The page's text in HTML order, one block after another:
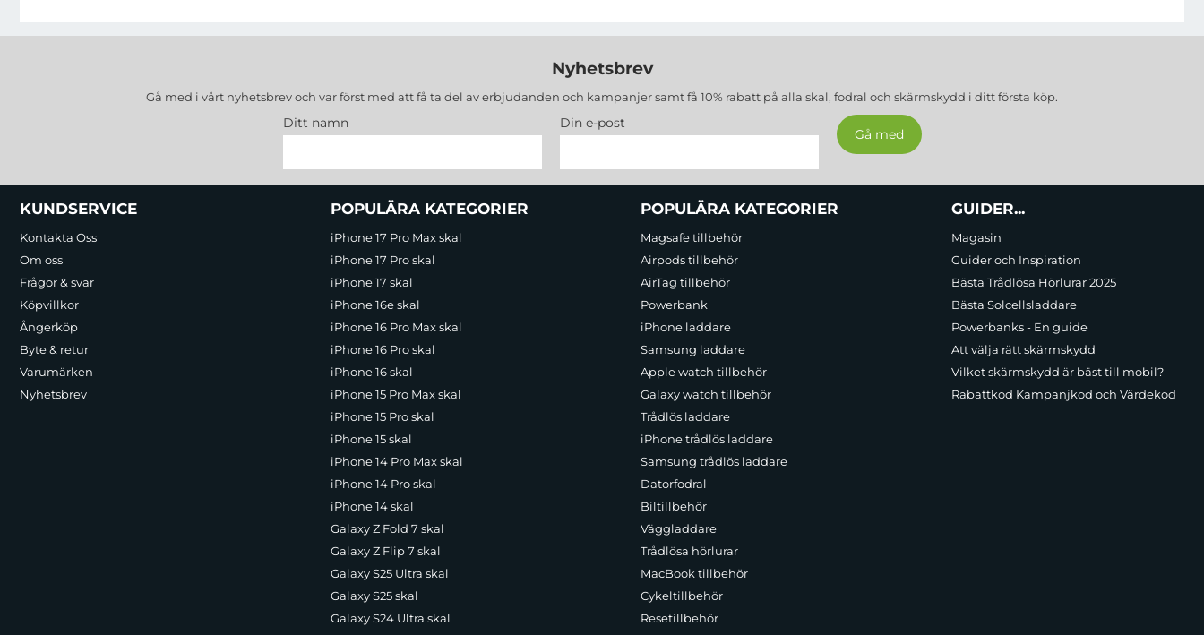
Nyhetsbrev
Gå med i vårt nyhetsbrev och var först med att få ta del av erbjudanden och kampanjer samt få 10% rabatt på alla skal, fodral och skärmskydd i ditt första köp.
Ditt namn Din e-post
Sidfot Blandad info och länkar
KUNDSERVICE
Kontakta Oss
Om oss
Frågor & svar
Köpvillkor
Ångerköp
Byte & retur
Varumärken
Nyhetsbrev
POPULÄRA KATEGORIER
iPhone 17 Pro Max skal
iPhone 17 Pro skal
iPhone 17 skal
iPhone 16e skal
iPhone 16 Pro Max skal
iPhone 16 Pro skal
iPhone 16 skal
iPhone 15 Pro Max skal
iPhone 15 Pro skal
iPhone 15 skal
iPhone 14 Pro Max skal
iPhone 14 Pro skal
iPhone 14 skal
Galaxy Z Fold 7 skal
Galaxy Z Flip 7 skal
Galaxy S25 Ultra skal
Galaxy S25 skal
Galaxy S24 Ultra skal
POPULÄRA KATEGORIER
Magsafe tillbehör
Airpods tillbehör
AirTag tillbehör
Powerbank
iPhone laddare
Samsung laddare
Apple watch tillbehör
Galaxy watch tillbehör
Trådlös laddare
iPhone trådlös laddare
Samsung trådlös laddare
Datorfodral
Biltillbehör
Väggladdare
Trådlösa hörlurar
MacBook tillbehör
Cykeltillbehör
Resetillbehör
GUIDER...
Magasin
Guider och Inspiration
Bästa Trådlösa Hörlurar 2025
Bästa Solcellsladdare
Powerbanks - En guide
Att välja rätt skärmskydd
Vilket skärmskydd är bäst till mobil?
Rabattkod Kampanjkod och Värdekod